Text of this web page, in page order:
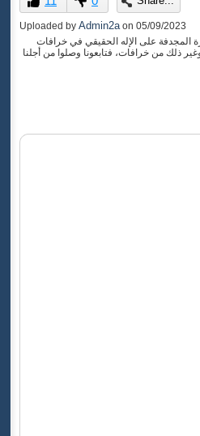
of
0
seconds
Uploaded by Admin2a on 05/09/2023
المجدفة على الإله الحقيقي في خرافات
ذلك من خرافات، فتابعونا وصلوا من أجلنا